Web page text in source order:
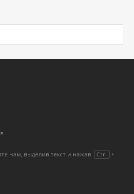
нам, выделив текст и нажав Ctrl +